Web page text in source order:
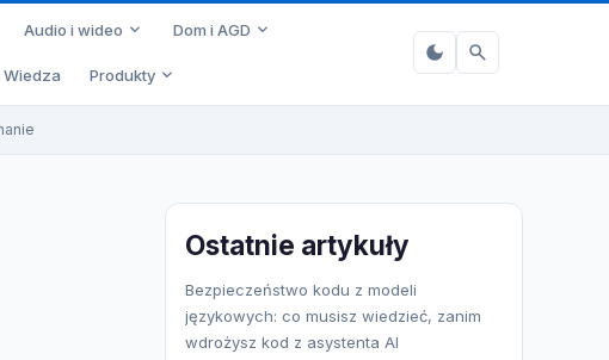
Audio i wideo Dom i AGD
Wiedza Produkty
Ostatnie artykuły
Bezpieczeństwo kodu z modeli
językowych: co musisz wiedzieć, zanim
wdrożysz kod z asystenta AI